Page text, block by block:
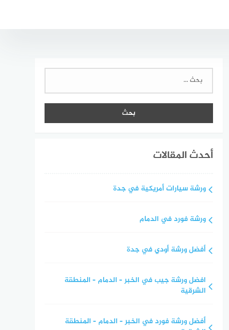
عن:
أحدث المقالات
ورشة سيارات أمريكية في جدة
ورشة فورد في الدمام
أفضل ورشة أودي في جدة
افضل ورشة جيب في الخبر – الدمام – المنطقة
الشرقية
أفضل ورشة فورد في الخبر – الدمام – المنطقة